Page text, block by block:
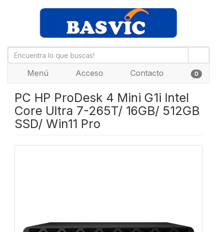
Menú Acceso Contacto 0
PC HP ProDesk 4 Mini G1i Intel
Core Ultra 7-265T/ 16GB/ 512GB
SSD/ Win11 Pro